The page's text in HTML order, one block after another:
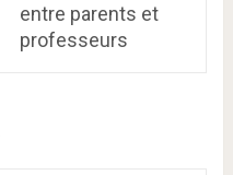
entre parents et
professeurs